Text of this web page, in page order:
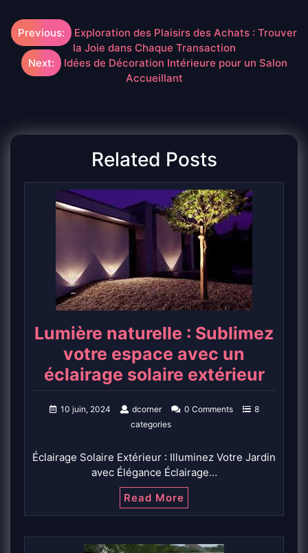
Navigation
de
Previous:
Exploration des Plaisirs des Achats : Trouver
la Joie dans Chaque Transaction
Next:
Idées de Décoration Intérieure pour un Salon
Accueillant
Related Posts
Lumière naturelle : Sublimez
votre espace avec un
éclairage solaire extérieur
10 juin, 2024 dcorner 0 Comments
8
categories
Éclairage Solaire Extérieur : Illuminez Votre Jardin
avec Élégance Éclairage…
Read More